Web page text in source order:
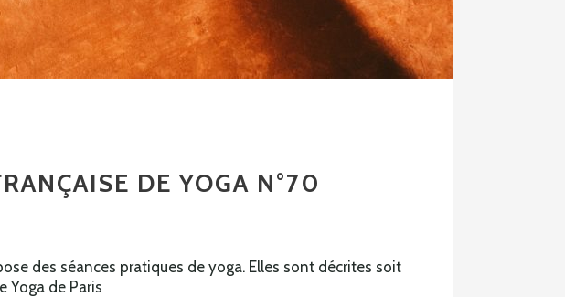
DE YOGA N°70
des séances pratiques de yoga. Elles sont décrites soit
Yoga de Paris